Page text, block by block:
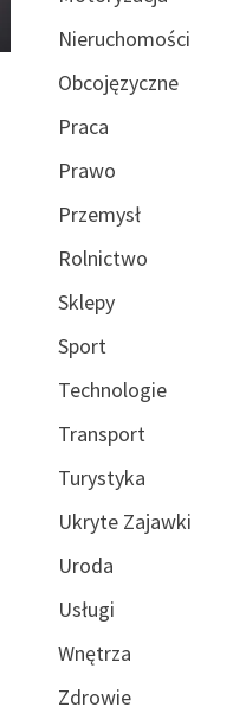
Nieruchomości
Obcojęzyczne
Praca
Prawo
Przemysł
Rolnictwo
Sklepy
Sport
Technologie
Transport
Turystyka
Ukryte Zajawki
Uroda
Usługi
Wnętrza
Zdrowie